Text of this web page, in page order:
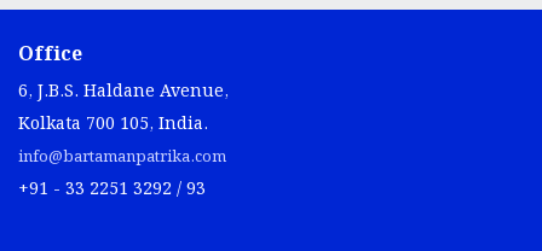
Office
6, J.B.S. Haldane Avenue,
Kolkata 700 105, India.
info@bartamanpatrika.com
+91 - 33 2251 3292 / 93